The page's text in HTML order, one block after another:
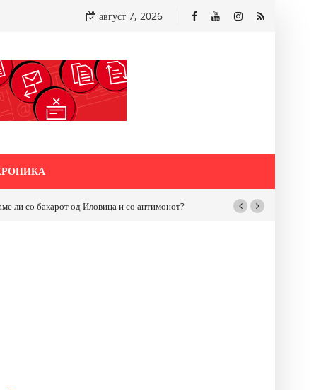
август 7, 2026
бакарот од Иловица и со антимонот?